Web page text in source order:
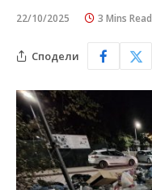
22/10/2025 3 Mins Read
Сподели